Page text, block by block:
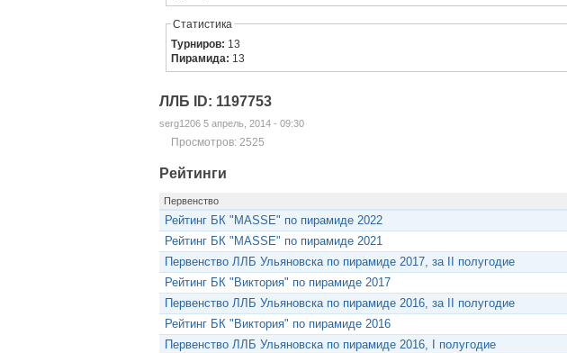
Статистика
Турниров: 13
Пирамида: 13
ЛЛБ ID: 1197753
serg1206 5 апрель, 2014 - 09:30
Просмотров: 2525
Рейтинги
Первенство
Рейтинг БК "MASSE" по пирамиде 2022
Рейтинг БК "MASSE" по пирамиде 2021
Первенство ЛЛБ Ульяновска по пирамиде 2017, за II полугодие
Рейтинг БК "Виктория" по пирамиде 2017
Первенство ЛЛБ Ульяновска по пирамиде 2016, за II полугодие
Рейтинг БК "Виктория" по пирамиде 2016
Первенство ЛЛБ Ульяновска по пирамиде 2016, I полугодие